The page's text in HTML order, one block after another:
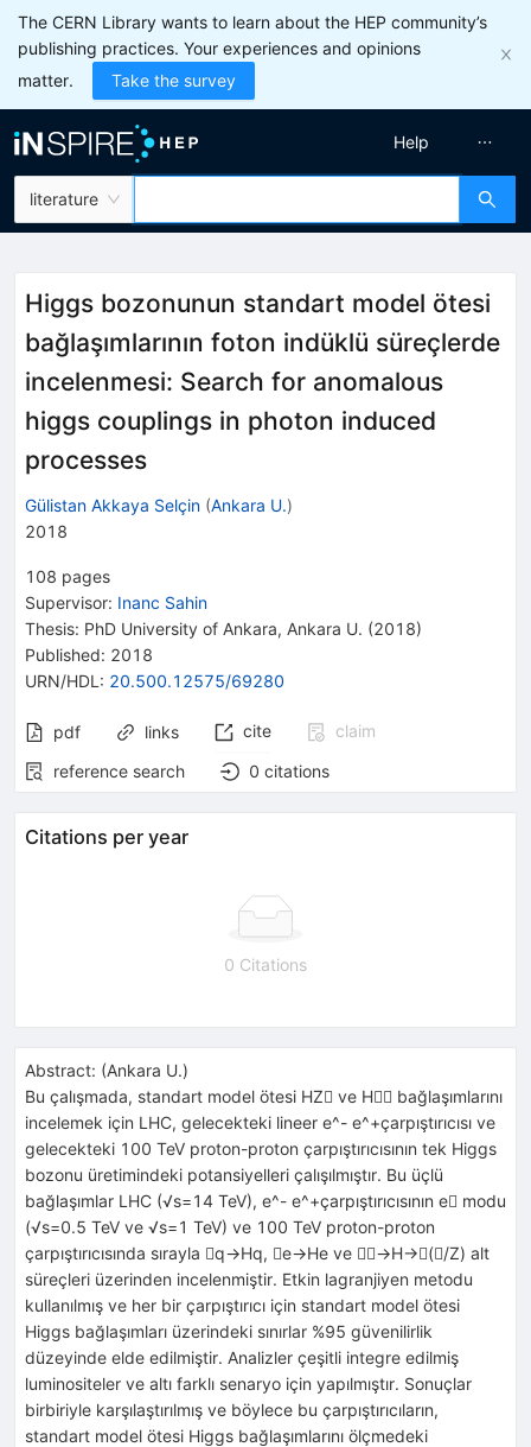
The CERN Library wants to learn about the HEP community’s
publishing practices. Your experiences and opinions
matter.
Take the survey
literature
Help
Higgs bozonunun standart model ötesi
bağlaşımlarının foton indüklü süreçlerde
incelenmesi: Search for anomalous
higgs couplings in photon induced
processes
Gülistan Akkaya Selçin (Ankara U.)
2018
108 pages
Supervisor: Inanc Sahin
Thesis: PhD University of Ankara, Ankara U. (2018)
Published: 2018
URN/HDL : 20.500.12575/69280
pdf links cite
claim
reference search
0 citations
Citations per year
0 Citations
Abstract: (Ankara U.)
Bu çalışmada, standart model ötesi HZ ve H bağlaşımlarını
incelemek için LHC, gelecekteki lineer e^- e^+çarpıştırıcısı ve
gelecekteki 100 TeV proton-proton çarpıştırıcısının tek Higgs
bozonu üretimindeki potansiyelleri çalışılmıştır. Bu üçlü
bağlaşımlar LHC (√s=14 TeV), e^- e^+çarpıştırıcısının e modu
(√s=0.5 TeV ve √s=1 TeV) ve 100 TeV proton-proton
çarpıştırıcısında sırayla q→Hq, e→He ve →H→(/Z) alt
süreçleri üzerinden incelenmiştir. Etkin lagranjiyen metodu
kullanılmış ve her bir çarpıştırıcı için standart model ötesi
Higgs bağlaşımları üzerindeki sınırlar %95 güvenilirlik
düzeyinde elde edilmiştir. Analizler çeşitli integre edilmiş
luminositeler ve altı farklı senaryo için yapılmıştır. Sonuçlar
birbiriyle karşılaştırılmış ve böylece bu çarpıştırıcıların,
standart model ötesi Higgs bağlaşımlarını ölçmedeki